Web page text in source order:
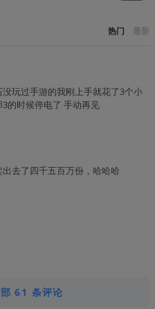
热门 最新
玩过手游的我刚上手就花了3个小
的时候停电了 手动再见
去了四千五百万份，哈哈哈
61 条评论